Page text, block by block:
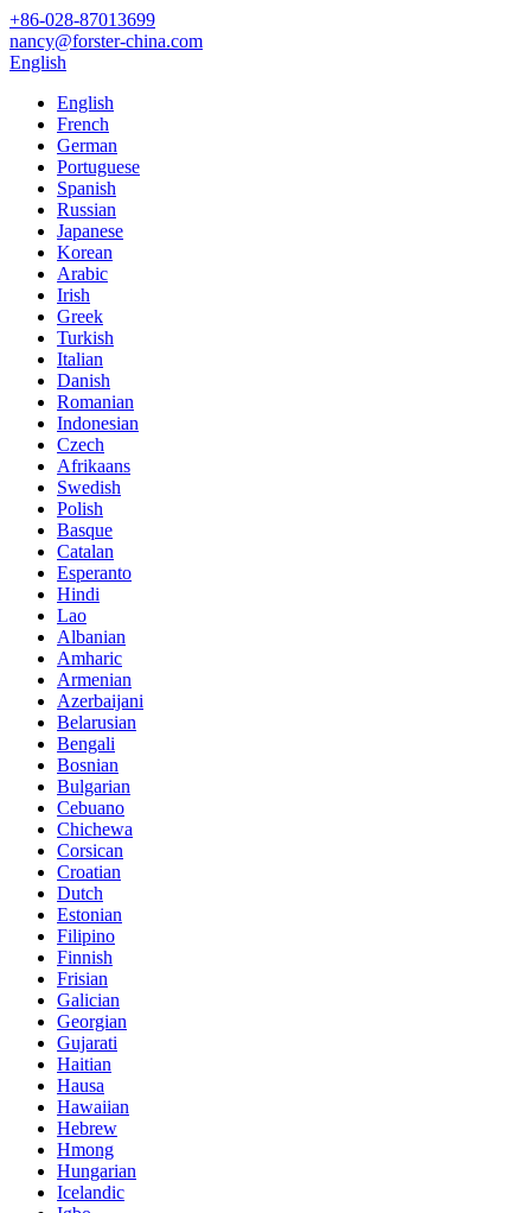
+86-028-87013699
nancy@forster-china.com
English
English
French
German
Portuguese
Spanish
Russian
Japanese
Korean
Arabic
Irish
Greek
Turkish
Italian
Danish
Romanian
Indonesian
Czech
Afrikaans
Swedish
Polish
Basque
Catalan
Esperanto
Hindi
Lao
Albanian
Amharic
Armenian
Azerbaijani
Belarusian
Bengali
Bosnian
Bulgarian
Cebuano
Chichewa
Corsican
Croatian
Dutch
Estonian
Filipino
Finnish
Frisian
Galician
Georgian
Gujarati
Haitian
Hausa
Hawaiian
Hebrew
Hmong
Hungarian
Icelandic